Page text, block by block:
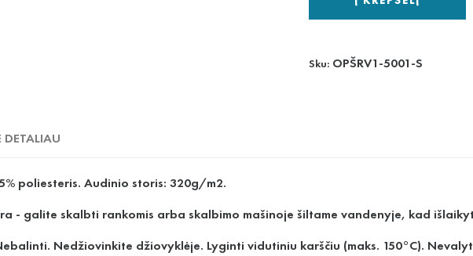
Sku: OPŠRV1-5001-S
DETALIAU
poliesteris. Audinio storis: 320g/m2.
- galite skalbti rankomis arba skalbimo mašinoje šiltame vandenyje, kad
Nedžiovinkite džiovyklėje. Lyginti vidutiniu karščiu (maks. 150°C).